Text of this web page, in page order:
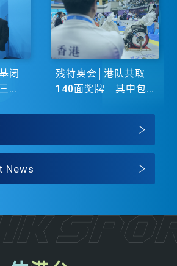
闭
地
残特奥会│港队共取
140面奖牌 其中包
News